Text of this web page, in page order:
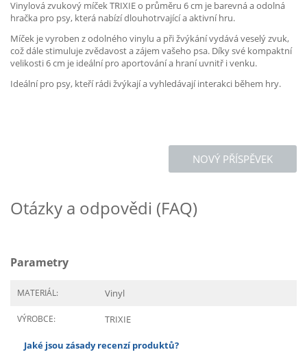
Vinylová zvukový míček TRIXIE o průměru 6 cm je barevná a odolná
hračka pro psy, která nabízí dlouhotrvající a aktivní hru.
Míček je vyroben z odolného vinylu a při žvýkání vydává veselý zvuk,
což dále stimuluje zvědavost a zájem vašeho psa. Díky své kompaktní
velikosti 6 cm je ideální pro aportování a hraní uvnitř i venku.
Ideální pro psy, kteří rádi žvýkají a vyhledávají interakci během hry.
NOVÝ PŘÍSPĚVEK
Otázky a odpovědi (FAQ)
Parametry
MATERIÁL: Vinyl
VÝROBCE: TRIXIE
Jaké jsou zásady recenzí produktů?